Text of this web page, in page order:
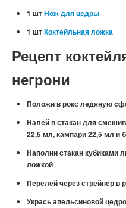
1 штНож для цедры
1 штКоктейльная ложка
Рецепт
негрони
Положи в рокс ледяную
Налей в стакан для
22,5 мл, кампари 22,5 мл и
Наполни стакан кубиками
ложкой
Перелей через стрейнер в
Укрась апельсиновой